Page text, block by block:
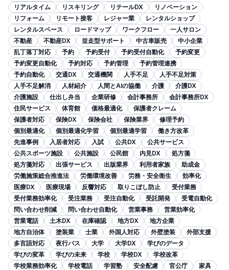
リアルタイム
リスキリング リテールDX
リノベーション
リフォーム
リモート接客 レジャー業
レンタルショップ
レンタルスペース
ロードマップ ワークフロー
一人サロン
不動産
不動産DX 並走型サポート 中古車販売
中小企業
乱丁落丁対応
予約 予約受付 予約受付自動化
予約変更
予約変更自動化
予約対応 予約管理
予約管理連携
予約自動化
交通DX 交通機関 人手不足
人手不足対策
人手不足解消
人材紹介 人間とAIの協働 介護
介護DX
介護施設
仕出し弁当 企業研修 会計事務所
会計事務所DX
住民サービス
体育館 価格最適化
保護者クレーム
保護者対応
保険DX 保険会社 保険業界
修理予約
個別最適化
個別最適化学習 個別最適学習
働き方改革
先進事例
入居者対応 入試 公共DX
公共サービス
公共スポーツ施設
公共施設 公民館 内見DX
処方箋
処方箋対応
出張サービス 出版業界 利用者家族
助成金
労働施策総合推進法
労働環境改善 労務・安全衛生
効率化
医療DX
医療現場 反響対応 取りこぼし防止
受付業務
受付業務効率化
受注業務 受注自動化 受託開発
受電自動化
問い合わせ削減
問い合わせ自動化 営業事務
営業効率化
営業電話
土木DX 在庫確認 地方DX
地方企業
地方自治体
塗装業 士業 外国人対応 外壁塗装
外部支援
多言語対応
夜行バス 大学 大学DX
学びのデータ
学びの変革
学びの未来 学校 学校DX
学校改革
学校業務効率化
学校電話 学習塾 安全配慮 官公庁
家具